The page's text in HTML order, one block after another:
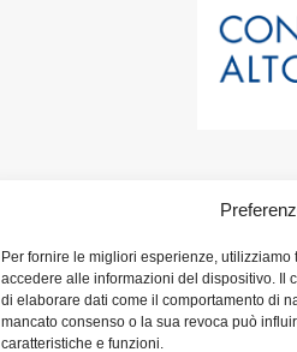
Per fornire le migliori esperienze,
accedere alle informazioni del dispositivo. Il
di elaborare dati come il comportamento di
mancato consenso o la sua revoca può
caratteristiche e funzioni.
LINK UTILI
Home